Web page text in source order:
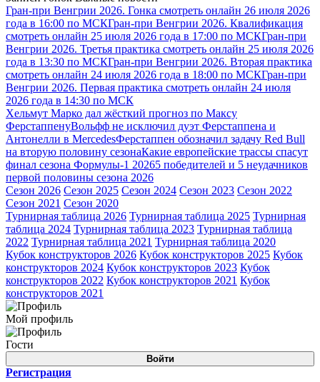
Гран-при Венгрии 2026. Гонка смотреть онлайн 26 июля 2026
года в 16:00 по МСКГран-при Венгрии 2026. Квалификация
смотреть онлайн 25 июля 2026 года в 17:00 по МСКГран-при
Венгрии 2026. Третья практика смотреть онлайн 25 июля 2026
года в 13:30 по МСКГран-при Венгрии 2026. Вторая практика
смотреть онлайн 24 июля 2026 года в 18:00 по МСКГран-при
Венгрии 2026. Первая практика смотреть онлайн 24 июля
2026 года в 14:30 по МСК
Хельмут Марко дал жёсткий прогноз по Максу
ФерстаппенуВольфф не исключил дуэт Ферстаппена и
Антонелли в MercedesФерстаппен обозначил задачу Red Bull
на вторую половину сезонаКакие европейские трассы спасут
финал сезона Формулы-1 20265 победителей и 5 неудачников
первой половины сезона 2026
Сезон 2026 Сезон 2025 Сезон 2024 Сезон 2023 Сезон 2022
Сезон 2021 Сезон 2020
Турнирная таблица 2026 Турнирная таблица 2025 Турнирная
таблица 2024 Турнирная таблица 2023 Турнирная таблица
2022 Турнирная таблица 2021 Турнирная таблица 2020
Кубок конструкторов 2026 Кубок конструкторов 2025 Кубок
конструкторов 2024 Кубок конструкторов 2023 Кубок
конструкторов 2022 Кубок конструкторов 2021 Кубок
конструкторов 2021
Мой профиль
Гости
Войти
Регистрация